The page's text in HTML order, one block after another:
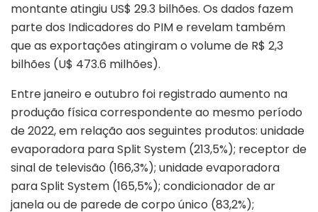
montante atingiu US$ 29.3 bilhões. Os dados fazem
parte dos Indicadores do PIM e revelam também
que as exportações atingiram o volume de R$ 2,3
bilhões (U$ 473.6 milhões).
Entre janeiro e outubro foi registrado aumento na
produção física correspondente ao mesmo período
de 2022, em relação aos seguintes produtos: unidade
evaporadora para Split System (213,5%); receptor de
sinal de televisão (166,3%); unidade evaporadora
para Split System (165,5%); condicionador de ar
janela ou de parede de corpo único (83,2%);